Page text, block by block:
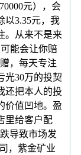
元），会
以3.35元，我
。从来不是来
能会让你赔
，每天专注
光30万的投契
还把本人的投
价值凹地。盈
里给客户配
导致市场发
，紫金矿业